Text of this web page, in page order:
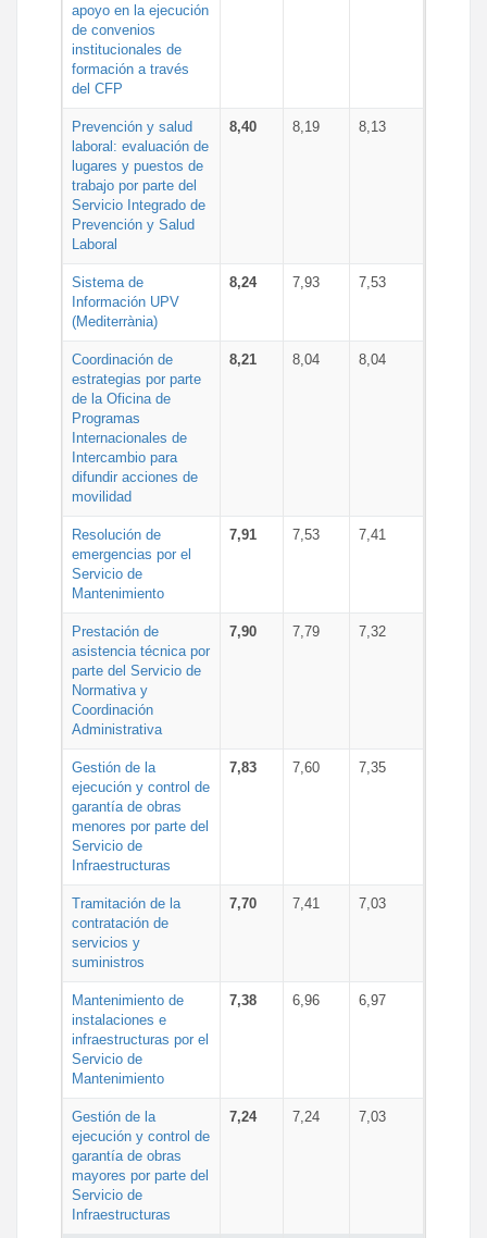
apoyo en la ejecución
de convenios
institucionales de
formación a través
del CFP
Prevención y salud
laboral: evaluación de
lugares y puestos de
trabajo por parte del
Servicio Integrado de
Prevención y Salud
Laboral
8,40 8,19 8,13
Sistema de
Información UPV
(Mediterrània)
8,24 7,93 7,53
Coordinación de
estrategias por parte
de la Oficina de
Programas
Internacionales de
Intercambio para
difundir acciones de
movilidad
8,21 8,04 8,04
Resolución de
emergencias por el
Servicio de
Mantenimiento
7,91 7,53 7,41
Prestación de
asistencia técnica por
parte del Servicio de
Normativa y
Coordinación
Administrativa
7,90 7,79 7,32
Gestión de la
ejecución y control de
garantía de obras
menores por parte del
Servicio de
Infraestructuras
7,83 7,60 7,35
Tramitación de la
contratación de
servicios y
suministros
7,70 7,41 7,03
Mantenimiento de
instalaciones e
infraestructuras por el
Servicio de
Mantenimiento
7,38 6,96 6,97
Gestión de la
ejecución y control de
garantía de obras
mayores por parte del
Servicio de
Infraestructuras
7,24 7,24 7,03